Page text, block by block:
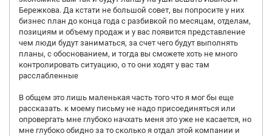
Бережкова. Да кстати не большой совет, вы попросите у них
бизнес план до конца года с разбивкой по месяцам, отделам,
позициям и объему продаж и у вас появится представление
чем люди будут заниматься, за счет чего будут выполнять
планы, с обоснованием, и тогда вы сможете хоть не много
контролировать ситуацию, о то они ходят у вас там
расслабленные
В общем это лишь маленькая часть того что я мог бы еще
рассказать. к моему письму не надо присоединяться или
опровергать мне глубоко начхать меня это уже не касается, но
мне глубоко обидно за то сколько я отдал этой компании и